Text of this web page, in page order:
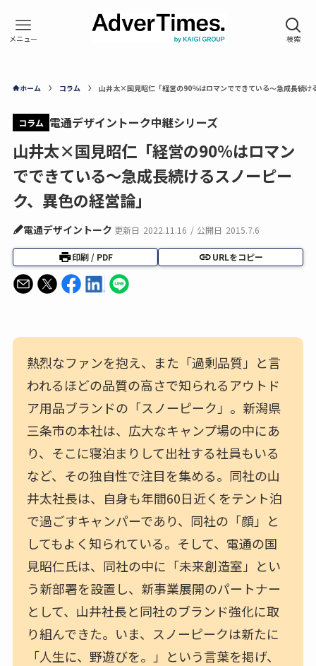
ホーム コラム 山井太×国見昭仁「経営の90％はロマンでできている～急成長続け
コラム 電通デザイントーク中継シリーズ
山井太×国見昭仁「経営の90％はロマン
でできている～急成長続けるスノーピー
ク、異色の経営論」
電通デザイントーク 更新日 2022.11.16 / 公開日 2015.7.6
印刷 / PDF URLをコピー
熱烈なファンを抱え、また「過剰品質」と言
われるほどの品質の高さで知られるアウトド
ア用品ブランドの「スノーピーク」。新潟県
三条市の本社は、広大なキャンプ場の中にあ
り、そこに寝泊まりして出社する社員もいる
など、その独自性で注目を集める。同社の山
井太社長は、自身も年間60日近くをテント泊
で過ごすキャンパーであり、同社の「顔」と
してもよく知られている。そして、電通の国
見昭仁氏は、同社の中に「未来創造室」とい
う新部署を設置し、新事業展開のパートナー
として、山井社長と同社のブランド強化に取
り組んできた。いま、スノーピークは新たに
「人生に、野遊びを。」という言葉を掲げ、